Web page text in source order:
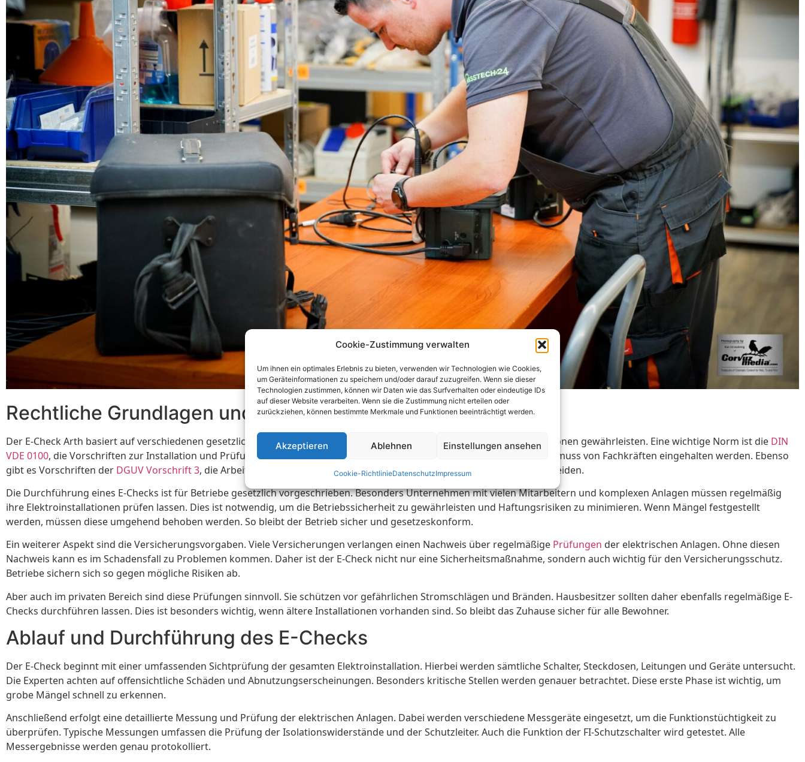
Cookie-Zustimmung verwalten
Um ihnen ein optimales Erlebnis zu bieten, verwenden wir Technologien wie Cookies,
um Geräteinformationen zu speichern und/oder darauf zuzugreifen. Wenn sie dieser
Technologien zustimmen, können wir Daten wie das Surfverhalten oder eindeutige IDs
auf dieser Website verarbeiten. Wenn sie die Zustimmung nicht erteilen oder
zurückziehen, können bestimmte Merkmale und Funktionen beeinträchtigt werden.
Akzeptieren Ablehnen Einstellungen ansehen
Cookie-RichtlinieDatenschutzImpressum
Rechtliche Grundlagen und Normen
Der E-Check Arth basiert auf verschiedenen gesetzlichen Grundlagen und Normen, die die Sicherheit von Elektroinstallationen gewährleisten. Eine wichtige Norm ist die DIN
VDE 0100, die Vorschriften zur Installation und Prüfung von elektrischen Anlagen enthält. Diese Norm ist verbindlich und muss von Fachkräften eingehalten werden. Ebenso
gibt es Vorschriften der DGUV Vorschrift 3, die Arbeitssicherheit betreffen. Diese Regeln sind wichtig, um Unfälle zu vermeiden.
Die Durchführung eines E-Checks ist für Betriebe gesetzlich vorgeschrieben. Besonders Unternehmen mit vielen Mitarbeitern und komplexen Anlagen müssen regelmäßig
ihre Elektroinstallationen prüfen lassen. Dies ist notwendig, um die Betriebssicherheit zu gewährleisten und Haftungsrisiken zu minimieren. Wenn Mängel festgestellt
werden, müssen diese umgehend behoben werden. So bleibt der Betrieb sicher und gesetzeskonform.
Ein weiterer Aspekt sind die Versicherungsvorgaben. Viele Versicherungen verlangen einen Nachweis über regelmäßige Prüfungen der elektrischen Anlagen. Ohne diesen
Nachweis kann es im Schadensfall zu Problemen kommen. Daher ist der E-Check nicht nur eine Sicherheitsmaßnahme, sondern auch wichtig für den Versicherungsschutz.
Betriebe sichern sich so gegen mögliche Risiken ab.
Aber auch im privaten Bereich sind diese Prüfungen sinnvoll. Sie schützen vor gefährlichen Stromschlägen und Bränden. Hausbesitzer sollten daher ebenfalls regelmäßige E-
Checks durchführen lassen. Dies ist besonders wichtig, wenn ältere Installationen vorhanden sind. So bleibt das Zuhause sicher für alle Bewohner.
Ablauf und Durchführung des E-Checks
Der E-Check beginnt mit einer umfassenden Sichtprüfung der gesamten Elektroinstallation. Hierbei werden sämtliche Schalter, Steckdosen, Leitungen und Geräte untersucht.
Die Experten achten auf offensichtliche Schäden und Abnutzungserscheinungen. Besonders kritische Stellen werden genauer betrachtet. Diese erste Phase ist wichtig, um
grobe Mängel schnell zu erkennen.
Anschließend erfolgt eine detaillierte Messung und Prüfung der elektrischen Anlagen. Dabei werden verschiedene Messgeräte eingesetzt, um die Funktionstüchtigkeit zu
überprüfen. Typische Messungen umfassen die Prüfung der Isolationswiderstände und der Schutzleiter. Auch die Funktion der FI-Schutzschalter wird getestet. Alle
Messergebnisse werden genau protokolliert.